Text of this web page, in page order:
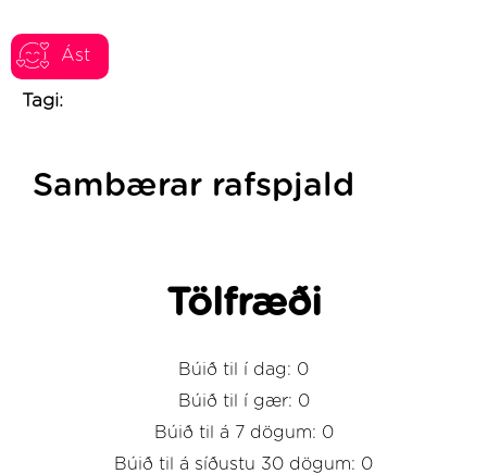
Ást
Tagi:
Sambærar rafspjald
Tölfræði
Búið til í dag: 0
Búið til í gær: 0
Búið til á 7 dögum: 0
Búið til á síðustu 30 dögum: 0